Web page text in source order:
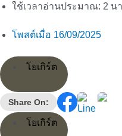
ใช้เวลาอ่านประมาณ: 2 น
โพสต์เมื่อ 16/09/2025
โยเกิร์ต
Share On:
โยเกิร์ต